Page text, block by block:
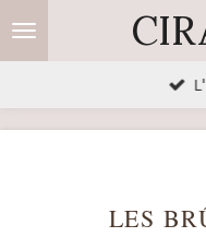
Passer
principal
LES